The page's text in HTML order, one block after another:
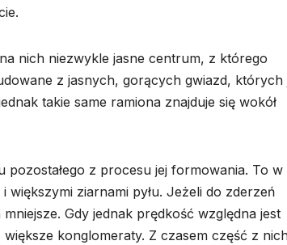
nich niezwykle jasne centrum, z którego
z jasnych, gorących gwiazd, których
takie same ramiona znajduje się wokół
pozostałego z procesu jej formowania. To
ziarnami pyłu. Jeżeli do zderzeń
Gdy jednak prędkość względna jest
konglomeraty. Z czasem część z